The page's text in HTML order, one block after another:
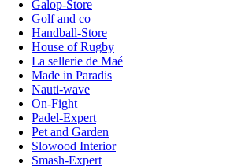
Galop-Store
Golf and co
Handball-Store
House of Rugby
La sellerie de Maé
Made in Paradis
Nauti-wave
On-Fight
Padel-Expert
Pet and Garden
Slowood Interior
Smash-Expert